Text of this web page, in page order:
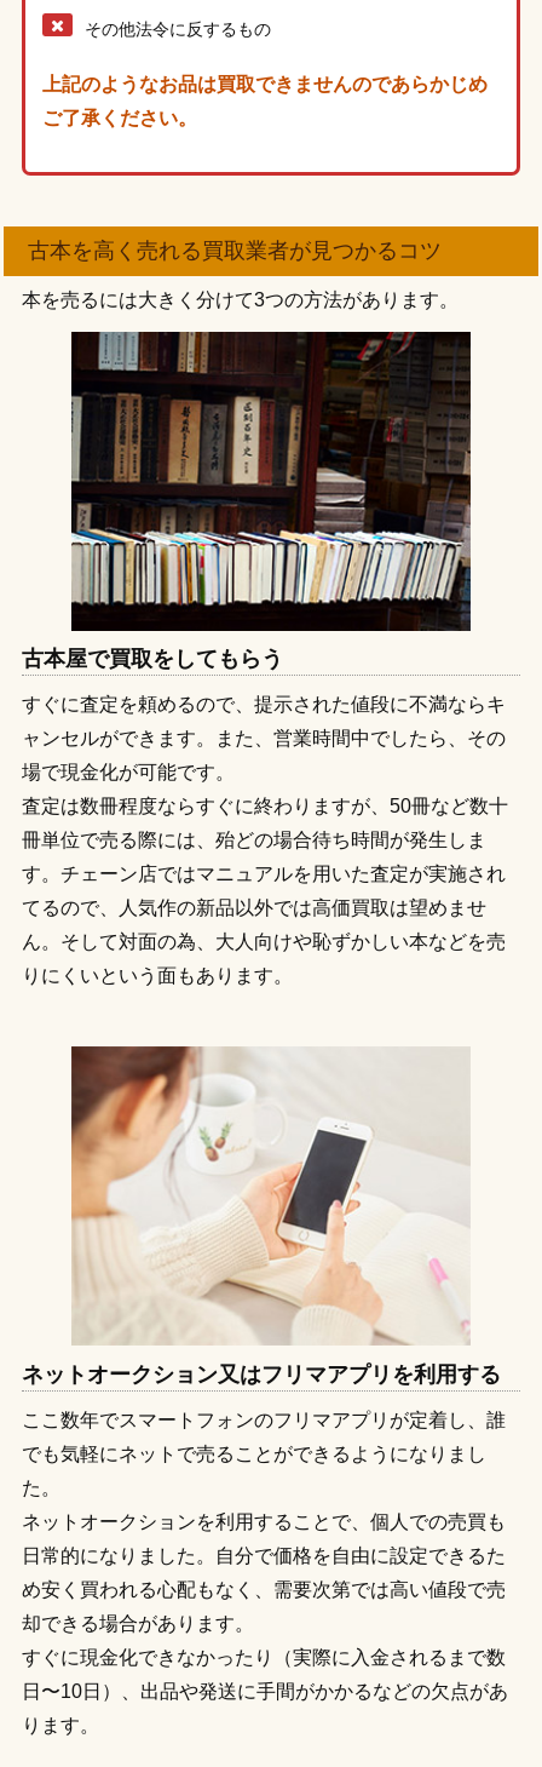
その他法令に反するもの
上記のようなお品は買取できませんのであらかじめ
ご了承ください。
古本を高く売れる買取業者が見つかるコツ
本を売るには大きく分けて3つの方法があります。
古本屋で買取をしてもらう
すぐに査定を頼めるので、提示された値段に不満ならキ
ャンセルができます。また、営業時間中でしたら、その
場で現金化が可能です。
査定は数冊程度ならすぐに終わりますが、50冊など数十
冊単位で売る際には、殆どの場合待ち時間が発生しま
す。チェーン店ではマニュアルを用いた査定が実施され
てるので、人気作の新品以外では高価買取は望めませ
ん。そして対面の為、大人向けや恥ずかしい本などを売
りにくいという面もあります。
ネットオークション又はフリマアプリを利用する
ここ数年でスマートフォンのフリマアプリが定着し、誰
でも気軽にネットで売ることができるようになりまし
た。
ネットオークションを利用することで、個人での売買も
日常的になりました。自分で価格を自由に設定できるた
め安く買われる心配もなく、需要次第では高い値段で売
却できる場合があります。
すぐに現金化できなかったり（実際に入金されるまで数
日〜10日）、出品や発送に手間がかかるなどの欠点があ
ります。